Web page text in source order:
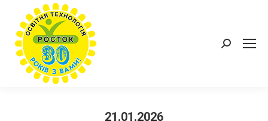
Пошук:
21.01.2026